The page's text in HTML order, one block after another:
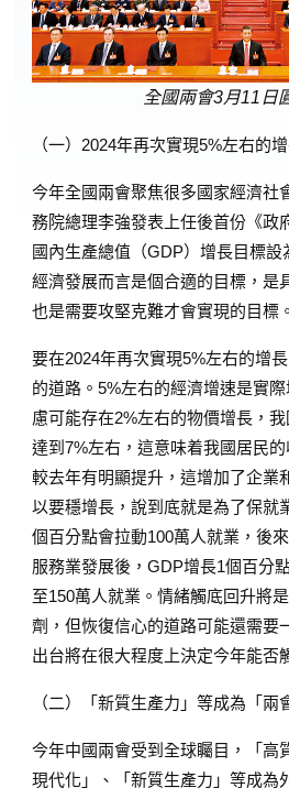
全國兩會3月11日
（一）2024年再次實現5%左右的
今年全國兩會聚焦很多國家經濟社
務院總理李強發表上任後首份《政
國內生產總值（GDP）增長目標設
經濟發展而言是個合適的目標，是
也是需要攻堅克難才會實現的目標。
要在2024年再次實現5%左右的增
的道路。5%左右的經濟增速是實
慮可能存在2%左右的物價增長，
達到7%左右，這意味着我國居民
較去年有明顯提升，這增加了企業
以要穩增長，說到底就是為了保就
個百分點會拉動100萬人就業，後
服務業發展後，GDP增長1個百分
至150萬人就業。情緒觸底回升將
劑，但恢復信心的道路可能還需要
出台將在很大程度上決定今年能否
（二）「新質生產力」等成為「兩
今年中國兩會受到全球矚目，「高
現代化」、「新質生產力」等成為